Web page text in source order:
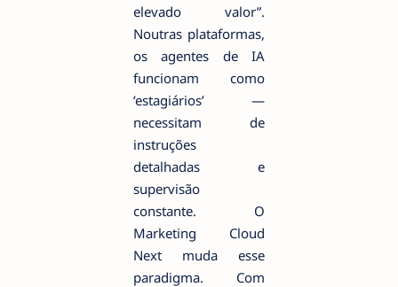
elevado valor”.
Noutras plataformas,
os agentes de IA
funcionam como
‘estagiários’ —
necessitam de
instruções
detalhadas e
supervisão
constante. O
Marketing Cloud
Next muda esse
paradigma. Com